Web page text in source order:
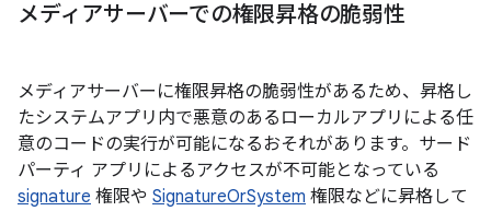
メディアサーバーでの権限昇格の脆弱性
メディアサーバーに権限昇格の脆弱性があるため、昇格し
たシステムアプリ内で悪意のあるローカルアプリによる任
意のコードの実行が可能になるおそれがあります。サード
パーティ アプリによるアクセスが不可能となっている
signature 権限や SignatureOrSystem 権限などに昇格して